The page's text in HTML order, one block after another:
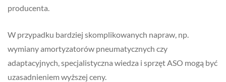
producenta.
W przypadku bardziej skomplikowanych napraw, np.
wymiany amortyzatorów pneumatycznych czy
adaptacyjnych, specjalistyczna wiedza i sprzęt ASO mogą być
uzasadnieniem wyższej ceny.